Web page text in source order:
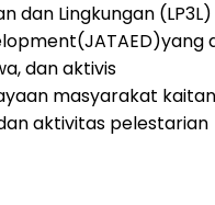
dan Lingkungan
dan aktivis
masyarakat
aktivitas pelestarian